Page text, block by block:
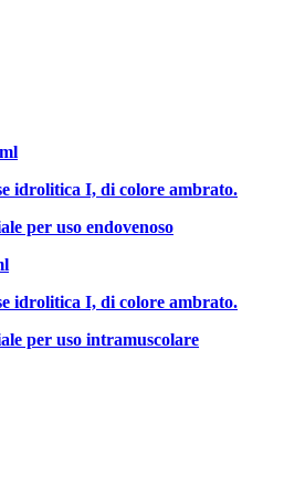
idrolitica I, di colore ambrato.
per uso endovenoso
idrolitica I, di colore ambrato.
per uso intramuscolare